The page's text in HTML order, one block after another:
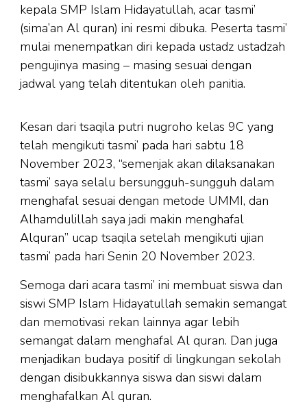
kepala SMP Islam Hidayatullah, acar tasmi’
(sima’an Al quran) ini resmi dibuka. Peserta tasmi’
mulai menempatkan diri kepada ustadz ustadzah
pengujinya masing – masing sesuai dengan
jadwal yang telah ditentukan oleh panitia.
Kesan dari tsaqila putri nugroho kelas 9C yang
telah mengikuti tasmi’ pada hari sabtu 18
November 2023, “semenjak akan dilaksanakan
tasmi’ saya selalu bersungguh-sungguh dalam
menghafal sesuai dengan metode UMMI, dan
Alhamdulillah saya jadi makin menghafal
Alquran” ucap tsaqila setelah mengikuti ujian
tasmi’ pada hari Senin 20 November 2023.
Semoga dari acara tasmi’ ini membuat siswa dan
siswi SMP Islam Hidayatullah semakin semangat
dan memotivasi rekan lainnya agar lebih
semangat dalam menghafal Al quran. Dan juga
menjadikan budaya positif di lingkungan sekolah
dengan disibukkannya siswa dan siswi dalam
menghafalkan Al quran.